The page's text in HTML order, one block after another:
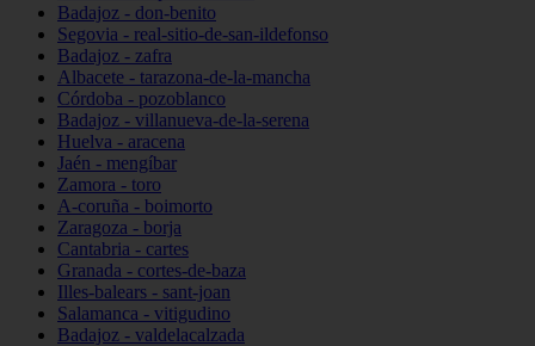
Badajoz - don-benito
Segovia - real-sitio-de-san-ildefonso
Badajoz - zafra
Albacete - tarazona-de-la-mancha
Córdoba - pozoblanco
Badajoz - villanueva-de-la-serena
Huelva - aracena
Jaén - mengíbar
Zamora - toro
A-coruña - boimorto
Zaragoza - borja
Cantabria - cartes
Granada - cortes-de-baza
Illes-balears - sant-joan
Salamanca - vitigudino
Badajoz - valdelacalzada